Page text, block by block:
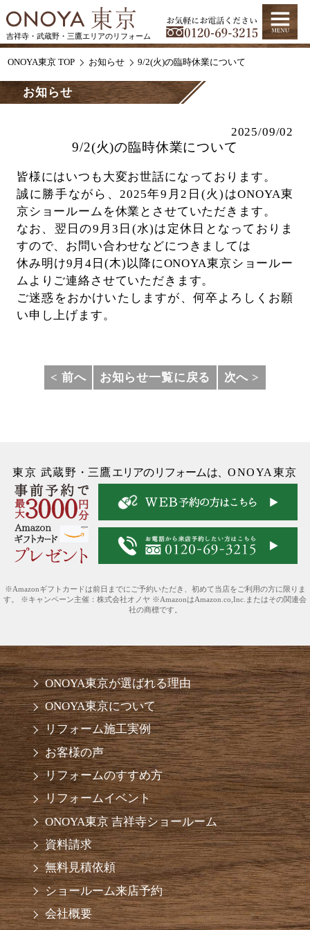
吉祥寺・武蔵野・三鷹エリアのリフォーム
ONOYA東京 TOP お知らせ 9/2(火)の臨時休業について
お知らせ
2025/09/02
9/2(火)の臨時休業について
皆様にはいつも大変お世話になっております。
誠に勝手ながら、2025年9月2日(火)はONOYA東
京ショールームを休業とさせていただきます。
なお、翌日の9月3日(水)は定休日となっておりま
すので、お問い合わせなどにつきましては
休み明け9月4日(木)以降にONOYA東京ショールー
ムよりご連絡させていただきます。
ご迷惑をおかけいたしますが、何卒よろしくお願
い申し上げます。
< 前へ お知らせ一覧に戻る 次へ >
東京 武蔵野 ・ 三鷹 エリアのリフォームは、ONOYA東京
※Amazonギフトカードは前日までにご予約いただき、初めて当店をご利用の方に限りま
す。 ※キャンペーン主催：株式会社オノヤ ※AmazonはAmazon.co,Inc.またはその関連会
社の商標です。
ONOYA東京が選ばれる理由
ONOYA東京について
リフォーム施工実例
お客様の声
リフォームのすすめ方
リフォームイベント
ONOYA東京 吉祥寺ショールーム
資料請求
無料見積依頼
ショールーム来店予約
会社概要